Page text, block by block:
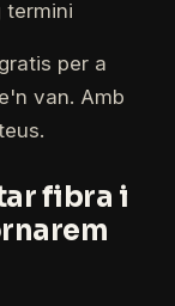
termini
per a
van. Amb
fibra i